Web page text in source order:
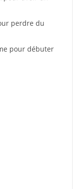
perdre du
pour débuter